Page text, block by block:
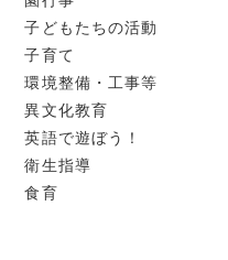
子どもたちの活動
子育て
環境整備・工事等
異文化教育
英語で遊ぼう！
衛生指導
食育